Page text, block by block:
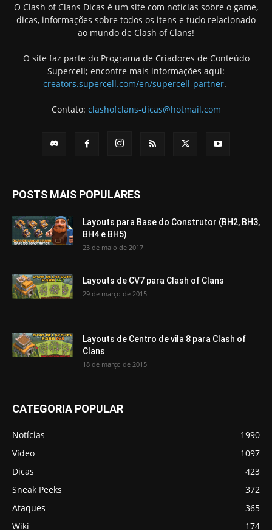
O Clash of Clans Dicas é um site com notícias sobre o game,
dicas, informações sobre todos os itens e tudo relacionado
ao mundo de Clash of Clans!
O site faz parte do Programa de Criadores de Conteúdo
Supercell; encontre mais informações aqui:
creators.supercell.com/en/supercell-partner.
Contato: clashofclans-dicas@hotmail.com
POSTS MAIS POPULARES
Layouts para Base do Construtor (BH2, BH3,
BH4 e BH5)
23 de maio de 2017
Layouts de CV7 para Clash of Clans
29 de março de 2015
Layouts de Centro de vila 8 para Clash of
Clans
18 de março de 2015
CATEGORIA POPULAR
Notícias
1990
Vídeo
1097
Dicas
423
Sneak Peeks
372
Ataques
365
Wiki
174